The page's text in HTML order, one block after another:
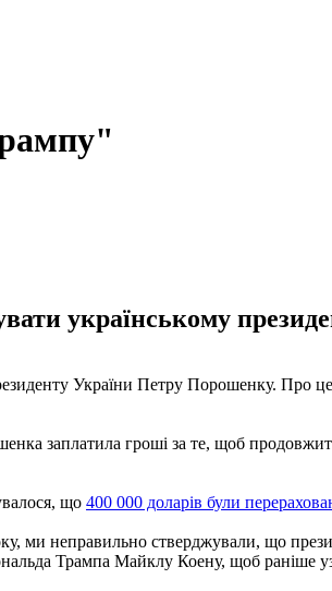
українському
України Петру Порошенку. Про
заплатила гроші за те, щоб
що 400 000 доларів були
ми неправильно стверджували, що
Трампа Майклу Коену, щоб раніше